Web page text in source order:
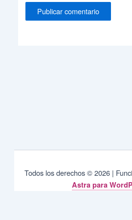
Todos los derechos © 2026 |
Astra para